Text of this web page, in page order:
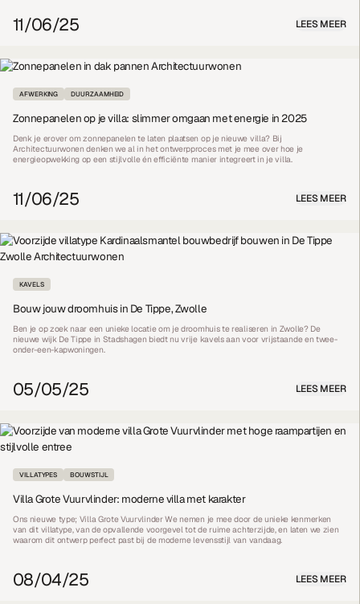
11/06/25 LEES MEER
AFWERKING DUURZAAMHEID
Zonnepanelen op je villa: slimmer omgaan met energie in 2025
Denk je erover om zonnepanelen te laten plaatsen op je nieuwe villa? Bij
Architectuurwonen denken we al in het ontwerpproces met je mee over hoe je
energieopwekking op een stijlvolle én efficiënte manier integreert in je villa.
11/06/25 LEES MEER
KAVELS
Bouw jouw droomhuis in De Tippe, Zwolle
Ben je op zoek naar een unieke locatie om je droomhuis te realiseren in Zwolle? De
nieuwe wijk De Tippe in Stadshagen biedt nu vrije kavels aan voor vrijstaande en twee-
onder-een-kapwoningen.
05/05/25 LEES MEER
VILLATYPES BOUWSTIJL
Villa Grote Vuurvlinder: moderne villa met karakter
Ons nieuwe type; Villa Grote Vuurvlinder We nemen je mee door de unieke kenmerken
van dit villatype, van de opvallende voorgevel tot de ruime achterzijde, en laten we zien
waarom dit ontwerp perfect past bij de moderne levensstijl van vandaag.
08/04/25 LEES MEER